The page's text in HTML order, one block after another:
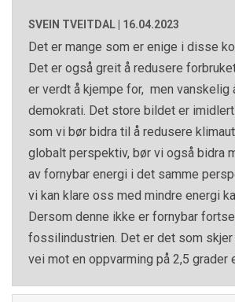
SVEIN TVEITDAL | 16.04.2023
Det er mange som er enige i disse
Det er også greit å redusere
er verdt å kjempe for, men vanskelig
demokrati. Det store bildet er
som vi bør bidra til å redusere
globalt perspektiv, bør vi også bidra
av fornybar energi i det samme
vi kan klare oss med mindre energi
Dersom denne ikke er fornybar
fossilindustrien. Det er det som skjer
vei mot en oppvarming på 2,5 grader